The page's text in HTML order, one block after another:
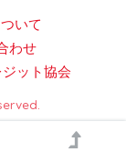
いて
わせ
ジット協会